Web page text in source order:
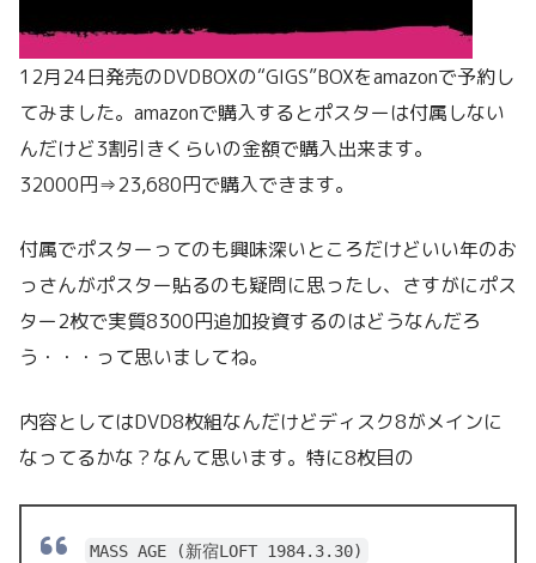
12月24日発売のDVDBOXの“GIGS”BOXをamazonで予約し
てみました。amazonで購入するとポスターは付属しない
んだけど3割引きくらいの金額で購入出来ます。
32000円⇒23,680円で購入できます。
付属でポスターってのも興味深いところだけどいい年のお
っさんがポスター貼るのも疑問に思ったし、さすがにポス
ター2枚で実質8300円追加投資するのはどうなんだろ
う・・・って思いましてね。
内容としてはDVD8枚組なんだけどディスク8がメインに
なってるかな？なんて思います。特に8枚目の
MASS AGE (新宿LOFT 1984.3.30)